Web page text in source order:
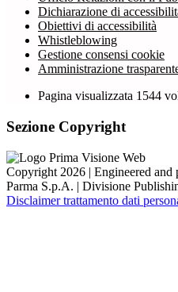
Dichiarazione di
Obiettivi di accessibilità
Whistleblowing
Gestione consensi cookie
Amministrazione
Pagina visualizzata 1544
Sezione Copyright
Copyright 2026 | Engineered
Parma S.p.A. | Divisione
Disclaimer trattamento dati